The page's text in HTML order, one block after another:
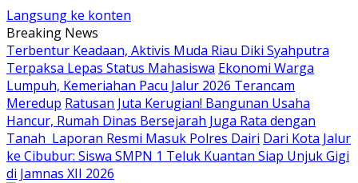
Langsung ke konten
Breaking News
Terbentur Keadaan, Aktivis Muda Riau Diki Syahputra
Terpaksa Lepas Status Mahasiswa Ekonomi Warga
Lumpuh, Kemeriahan Pacu Jalur 2026 Terancam
Meredup Ratusan Juta Kerugian! Bangunan Usaha
Hancur, Rumah Dinas Bersejarah Juga Rata dengan
Tanah Laporan Resmi Masuk Polres Dairi Dari Kota Jalur
ke Cibubur: Siswa SMPN 1 Teluk Kuantan Siap Unjuk Gigi
di Jamnas XII 2026